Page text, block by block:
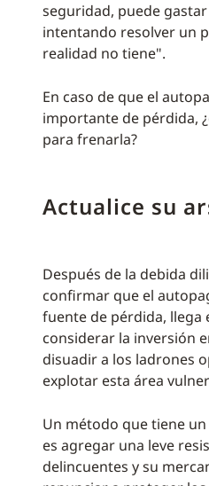
seguridad, puede
intentando resolver un
realidad no tiene".
En caso de que el
importante de pérdida,
para frenarla?
Actualice su
Después de la debida
confirmar que el
fuente de pérdida, llega
considerar la inversión
disuadir a los ladrones
explotar esta área
Un método que tiene
es agregar una leve
delincuentes y su